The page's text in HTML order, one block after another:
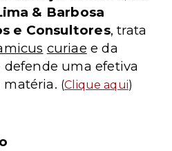
& Barbosa
e Consultores, trata
curiae e da
uma efetiva
(Clique aqui)